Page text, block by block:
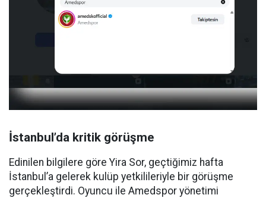
İstanbul’da kritik görüşme
Edinilen bilgilere göre Yira Sor, geçtiğimiz hafta
İstanbul’a gelerek kulüp yetkilileriyle bir görüşme
gerçekleştirdi. Oyuncu ile Amedspor yönetimi